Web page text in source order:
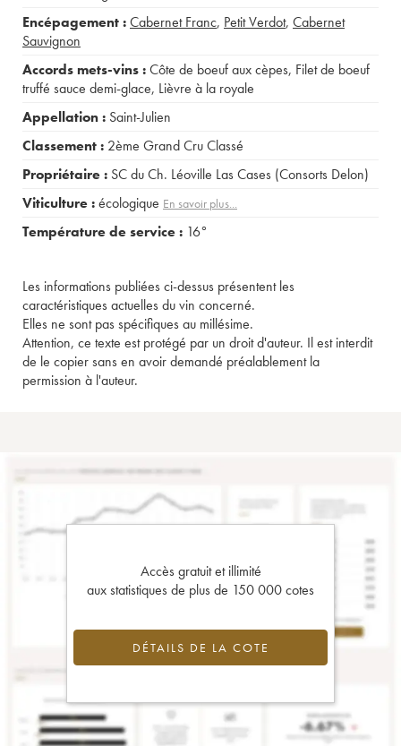
Encépagement :Cabernet Franc, Petit Verdot, Cabernet
Sauvignon
Accords mets-vins :Côte de boeuf aux cèpes, Filet de boeuf
truffé sauce demi-glace, Lièvre à la royale
Appellation : Saint-Julien
Classement : 2ème Grand Cru Classé
Propriétaire : SC du Ch. Léoville Las Cases (Consorts Delon)
Viticulture :écologique En savoir plus...
Température de service : 16°
Les informations publiées ci-dessus présentent les
caractéristiques actuelles du vin concerné.
Elles ne sont pas spécifiques au millésime.
Attention, ce texte est protégé par un droit d'auteur. Il est interdit
de le copier sans en avoir demandé préalablement la
permission à l'auteur.
Accès gratuit et illimité
aux statistiques de plus de 150 000 cotes
DÉTAILS DE LA COTE